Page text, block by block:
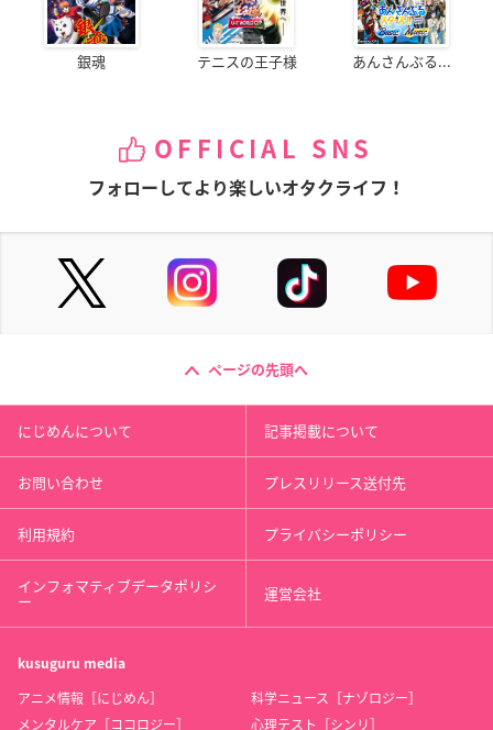
銀魂 テニスの王子様 あんさんぶる...
OFFICIAL SNS
フォローしてより楽しいオタクライフ！
ページの先頭へ
にじめんについて 記事掲載について
お問い合わせ プレスリリース送付先
利用規約 プライバシーポリシー
インフォマティブデータポリシ
ー 運営会社
kusuguru media
アニメ情報［にじめん］
科学ニュース［ナゾロジー］
メンタルケア［ココロジー］
心理テスト［シンリ］